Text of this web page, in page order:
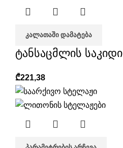
ᲙᲐᲚᲐᲗᲐᲨᲘ ᲓᲐᲛᲐᲢᲔᲑᲐ
ტანსაცმლის საკიდი
₾221,38